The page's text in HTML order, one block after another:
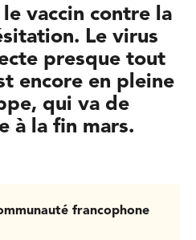
vaccin contre la
Le virus
presque tout
encore en pleine
qui va de
à la fin mars.
francophone